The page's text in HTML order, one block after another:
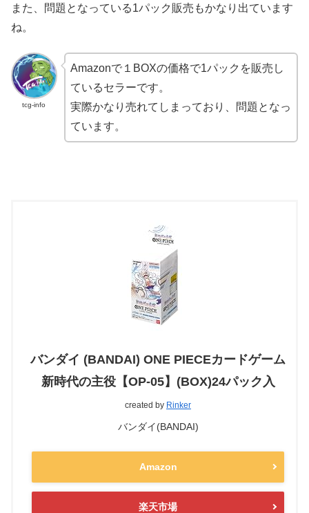
また、問題となっている1パック販売もかなり出ています
ね。
tcg-info
Amazonで１BOXの価格で1パックを販売し
ているセラーです。
実際かなり売れてしまっており、問題となっ
ています。
バンダイ (BANDAI) ONE PIECEカードゲーム
新時代の主役【OP-05】(BOX)24パック入
created by Rinker
バンダイ(BANDAI)
Amazon
楽天市場